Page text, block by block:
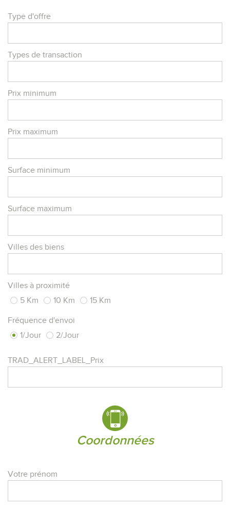
Type d'offre
Types de transaction
Prix minimum
Prix maximum
Surface minimum
Surface maximum
Villes des biens
Villes à proximité
5 Km
10 Km 15 Km
Fréquence d'envoi
1/Jour
2/Jour
TRAD_ALERT_LABEL_Prix
coordonnées
Votre prénom